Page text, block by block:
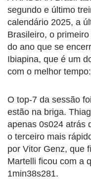
segundo e último
calendário 2025, a
Brasileiro, o
do ano que se
Ibiapina, que é um
com o melhor
O top-7 da sessão
estão na briga.
apenas 0s024 atrás
o terceiro mais
por Vitor Genz, que
Martelli ficou com a
1min38s281.